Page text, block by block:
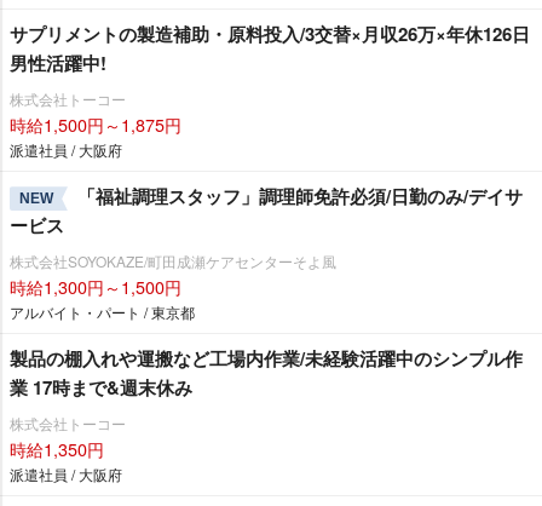
サプリメントの製造補助・原料投入/3交替×月収26万×年休126日
男性活躍中!
株式会社トーコー
時給1,500円～1,875円
派遣社員 / 大阪府
NEW
「福祉調理スタッフ」調理師免許必須/日勤のみ/デイサ
ービス
株式会社SOYOKAZE/町田成瀬ケアセンターそよ風
時給1,300円～1,500円
アルバイト・パート / 東京都
製品の棚入れや運搬など工場内作業/未経験活躍中のシンプル作
業 17時まで&週末休み
株式会社トーコー
時給1,350円
派遣社員 / 大阪府